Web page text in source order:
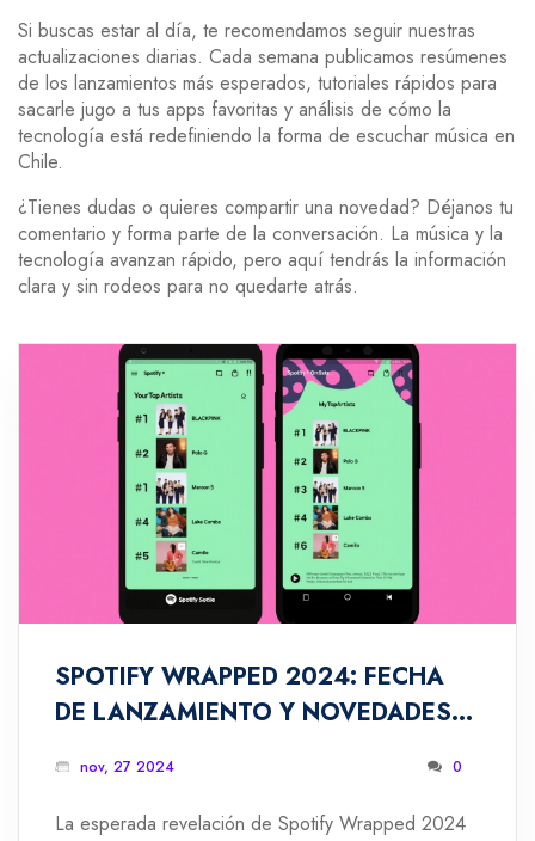
Si buscas estar al día, te recomendamos seguir nuestras
actualizaciones diarias. Cada semana publicamos resúmenes
de los lanzamientos más esperados, tutoriales rápidos para
sacarle jugo a tus apps favoritas y análisis de cómo la
tecnología está redefiniendo la forma de escuchar música en
Chile.
¿Tienes dudas o quieres compartir una novedad? Déjanos tu
comentario y forma parte de la conversación. La música y la
tecnología avanzan rápido, pero aquí tendrás la información
clara y sin rodeos para no quedarte atrás.
SPOTIFY WRAPPED 2024: FECHA
DE LANZAMIENTO Y NOVEDADES
nov, 27 2024 0
La esperada revelación de Spotify Wrapped 2024